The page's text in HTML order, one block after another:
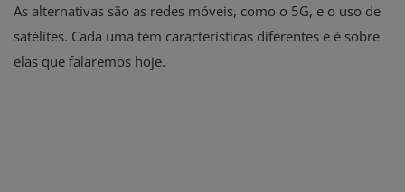
As alternativas são as redes móveis, como o 5G, e o uso de
satélites. Cada uma tem características diferentes e é sobre
elas que falaremos hoje.